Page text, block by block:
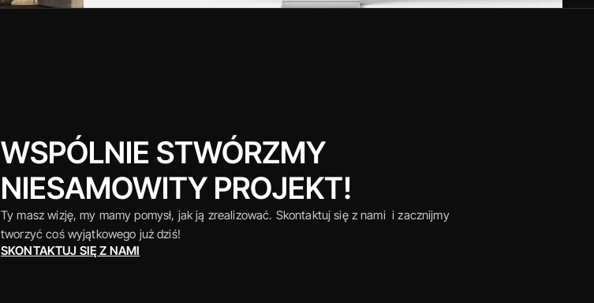
WSPÓLNIE STWÓRZMY
NIESAMOWITY PROJEKT!
Ty masz wizję, my mamy pomysł, jak ją zrealizować. Skontaktuj się z nami  i zacznijmy
tworzyć coś wyjątkowego już dziś!
SKONTAKTUJ SIĘ Z NAMI